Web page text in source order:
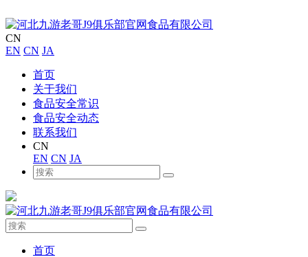
CN
EN CN JA
首页
关于我们
食品安全常识
食品安全动态
联系我们
CN
EN CN JA
首页